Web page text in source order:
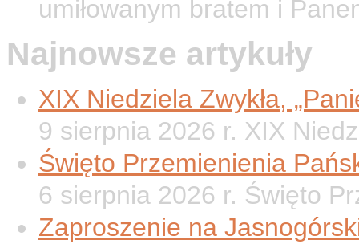
umiłowanym bratem i
Najnowsze artykuły
XIX Niedziela Zwykła,
9 sierpnia 2026 r. XIX
Święto Przemienienia
6 sierpnia 2026 r. Święto
Zaproszenie na